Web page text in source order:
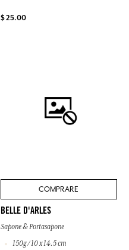
$ 25.00
COMPRARE
BELLE D'ARLES
Sapone & Portasapone
150g / 10 x 14.5 cm